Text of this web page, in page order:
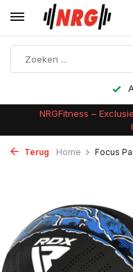
NRGFitness –
Terug Home Focus